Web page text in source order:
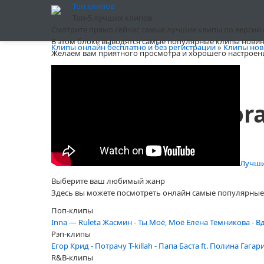
Топ клипов
В этом блоке выводятся самые популярные клипы
Желаем вам приятного просмотра и хорошего
Выберите ваш любимый жанр
Здесь вы можете посмотреть онлайн самые
Поп-клипы
Inna — RuletaЖасмин - Ты Моё, Моё Елена Темникова -
Рэп-клипы
Егор Крид - ПотрачуT-killah - Папа Баста ft. Полина
R&B-клипы
Клипы онлайн бесплатно и без регистрации»Клипы
DaVinci -